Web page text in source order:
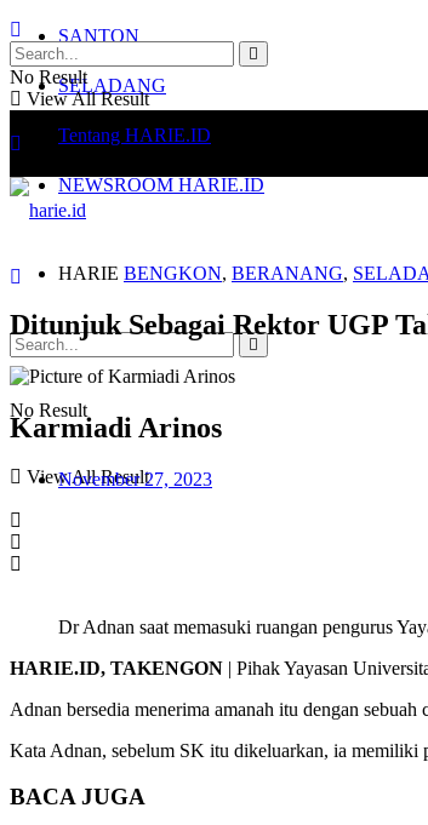
SANTON
SELADANG
Tentang HARIE.ID
NEWSROOM HARIE.ID
No Result
View All Result
No Result
View All Result
HARIE BENGKON, BERANANG,
Ditunjuk Sebagai Rektor UGP
Karmiadi Arinos
November 27, 2023
Dr Adnan saat memasuki ruangan pengurus
HARIE.ID, TAKENGON | Pihak Yayasan
Adnan bersedia menerima amanah itu dengan
Kata Adnan, sebelum SK itu dikeluarkan, ia memiliki
BACAJUGA